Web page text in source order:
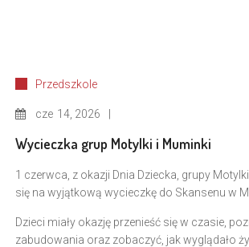
Przedszkole
cze 14, 2026
Wycieczka grup Motylki i Muminki
1 czerwca, z okazji Dnia Dziecka, grupy
się na wyjątkową wycieczkę do Skansenu w
Dzieci miały okazję przenieść się w czasie,
zabudowania oraz zobaczyć, jak wyglądało